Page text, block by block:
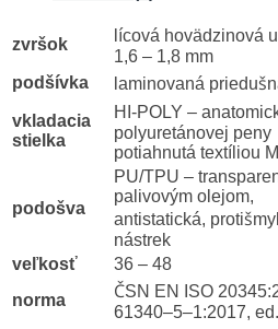
zvršok
lícová hovädzinová
1,6 – 1,8 mm
podšívka
laminovaná
vkladacia
stielka
HI-POLY –
polyuretánovej peny
potiahnutá textíliou
podošva
PU/TPU –
palivovým olejom,
antistatická,
nástrek
veľkosť
36 – 48
norma
ČSN EN ISO
61340–5–1:2017,